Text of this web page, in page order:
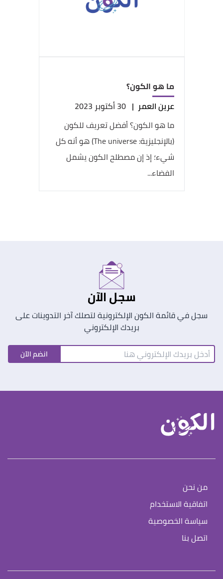
ما هو الكون؟
عرين العمر | 30 أكتوبر 2023
ما هو الكون؟ أفضل تعريف للكون
(بالإنجليزية: The universe) هو أنه كل
شيء؛ إذ إن مصطلح الكون يشمل
الفضاء...
سجل الآن
سجل في قائمة الكون الإلكترونية لتصلك آخر التدوينات على
بريدك الإلكتروني
انضم الآن
من نحن
اتفاقية الاستخدام
سياسة الخصوصية
اتصل بنا